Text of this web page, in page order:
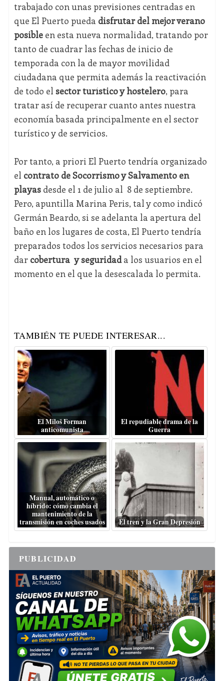
trabajado con unas previsiones centradas en
que El Puerto pueda disfrutar del mejor verano
posibleen esta nueva normalidad, tratando por
tanto de cuadrar las fechas de inicio de
temporada con la de mayor movilidad
ciudadana que permita además la reactivación
de todo el sector turístico y hostelero, para
tratar así de recuperar cuanto antes nuestra
economía basada principalmente en el sector
turístico y de servicios.
Por tanto, a priori El Puerto tendría organizado
el contrato de Socorrismo y Salvamento en
playasdesde el 1 de julio al 8 de septiembre.
Pero, apuntilla Marina Peris, tal y como indicó
Germán Beardo, si se adelanta la apertura del
baño en los lugares de costa, El Puerto tendría
preparados todos los servicios necesarios para
dar cobertura y seguridada los usuarios en el
momento en el que la desescalada lo permita.
TAMBIÉN TE PUEDE INTERESAR...
El Miloš Forman
anticomunista
El repudiable drama de la
Guerra
Manual, automático o
híbrido: cómo cambia el
mantenimiento de la
transmisión en coches usados
El tren y la Gran Depresión
PUBLICIDAD